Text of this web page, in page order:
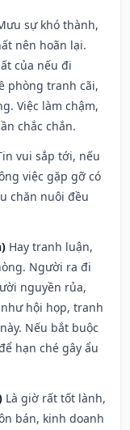
sự khó thành,
nên hoãn lại.
của nếu đi
phòng tranh cãi,
Việc làm chậm,
chắc chắn.
vui sắp tới, nếu
việc gặp gỡ có
chăn nuôi đều
Hay tranh luận,
Người ra đi
nguyền rủa,
hội họp, tranh
Nếu bắt buộc
hạn ché gây ẩu
Là giờ rất tốt lành,
bán, kinh doanh